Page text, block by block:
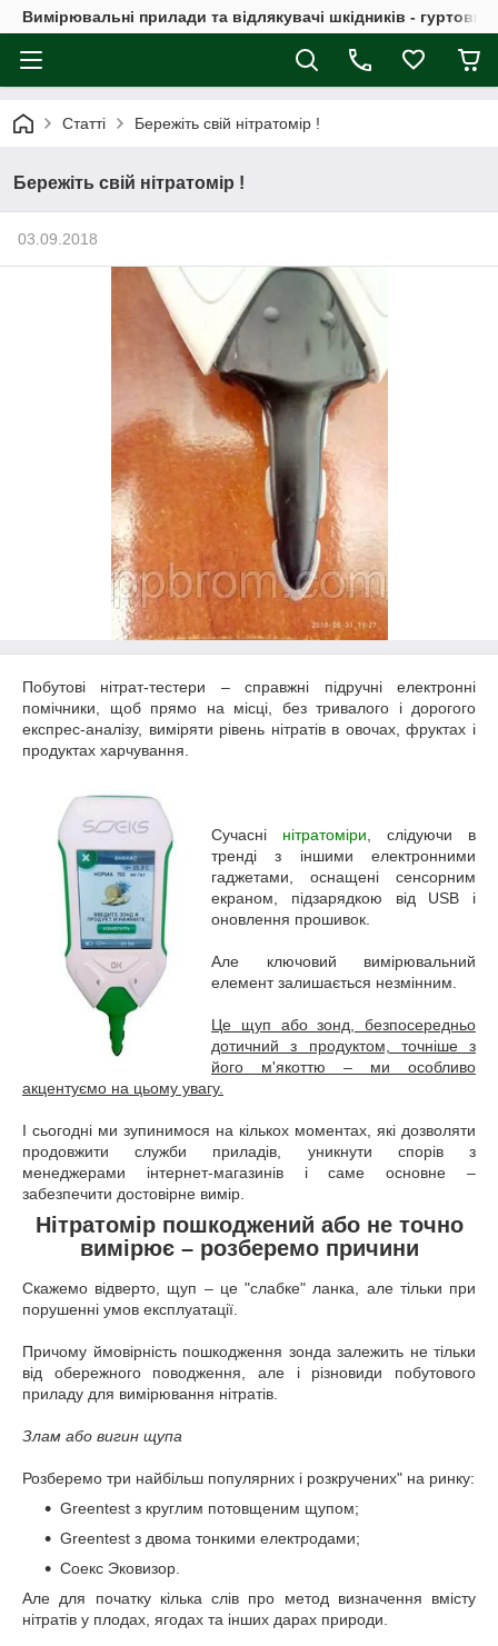
Вимірювальні прилади та відлякувачі шкідників -
Статті Бережіть свій нітратомір !
Бережіть свій нітратомір !
03.09.2018
Побутові нітрат-тестери – справжні підручні електронні
помічники, щоб прямо на місці, без тривалого і дорогого
експрес-аналізу, виміряти рівень нітратів в овочах, фруктах і
продуктах харчування.
Сучасні нітратоміри , слідуючи в
тренді з іншими електронними
гаджетами, оснащені сенсорним
екраном, підзарядкою від USB і
оновлення прошивок.
Але ключовий вимірювальний
елемент залишається незмінним.
Це щуп або зонд, безпосередньо
дотичний з продуктом, точніше з
його м'якоттю – ми особливо
акцентуємо на цьому увагу.
І сьогодні ми зупинимося на кількох моментах, які дозволяти
продовжити служби приладів, уникнути спорів з
менеджерами інтернет-магазинів і саме основне –
забезпечити достовірне вимір.
Нітратомір пошкоджений або не точно
вимірює – розберемо причини
Скажемо відверто, щуп – це "слабке" ланка, але тільки при
порушенні умов експлуатації.
Причому ймовірність пошкодження зонда залежить не тільки
від обережного поводження, але і різновиди побутового
приладу для вимірювання нітратів.
Злам або вигин щупа
Розберемо три найбільш популярних і розкручених" на ринку:
Greentest з круглим потовщеним щупом;
Greentest з двома тонкими електродами;
Соекс Эковизор.
Але для початку кілька слів про метод визначення вмісту
нітратів у плодах, ягодах та інших дарах природи.